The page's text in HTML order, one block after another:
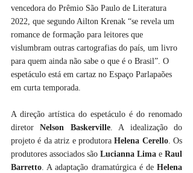
vencedora do Prêmio São Paulo de Literatura
2022, que segundo Ailton Krenak “se revela um
romance de formação para leitores que
vislumbram outras cartografias do país, um livro
para quem ainda não sabe o que é o Brasil”. O
espetáculo está em cartaz no Espaço Parlapaões
em curta temporada.
A direção artística do espetáculo é do renomado
diretor Nelson Baskerville. A idealização do
projeto é da atriz e produtora Helena Cerello. Os
produtores associados são Lucianna Lima e Raul
Barretto. A adaptação dramatúrgica é de Helena